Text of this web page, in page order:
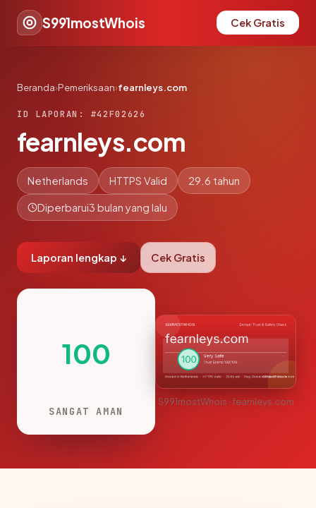
S991mostWhois Cek Gratis
Beranda›Pemeriksaan›fearnleys.com
ID LAPORAN: #42F02626
fearnleys.com
Netherlands HTTPS Valid 29.6 tahun
Diperbarui3 bulan yang lalu
Laporan lengkap ↓ Cek Gratis
100
SANGAT AMAN
S991mostWhois · fearnleys.com